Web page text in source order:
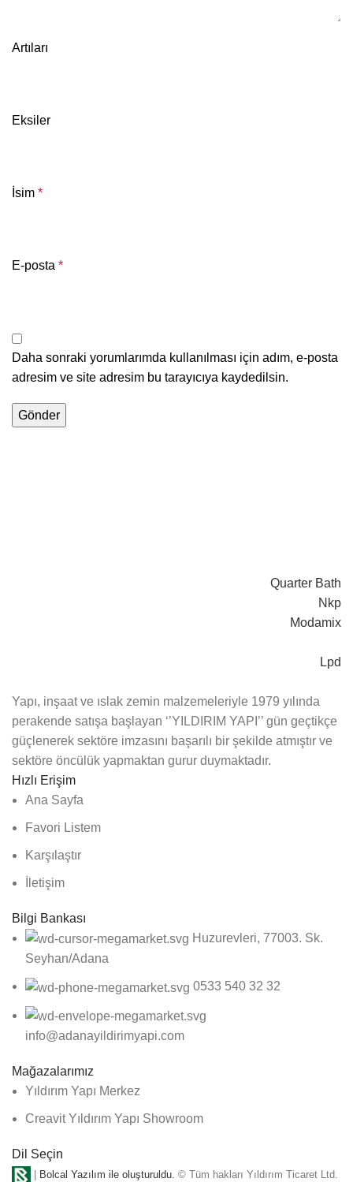
Artıları
Eksiler
İsim *
E-posta *
Daha sonraki yorumlarımda kullanılması için adım, e-posta
adresim ve site adresim bu tarayıcıya kaydedilsin.
Quarter Bath
Nkp
Modamix
Lpd
Yapı, inşaat ve ıslak zemin malzemeleriyle 1979 yılında
perakende satışa başlayan ‘’YILDIRIM YAPI’’ gün geçtikçe
güçlenerek sektöre imzasını başarılı bir şekilde atmıştır ve
sektöre öncülük yapmaktan gurur duymaktadır.
Hızlı Erişim
Ana Sayfa
Favori Listem
Karşılaştır
İletişim
Bilgi Bankası
Huzurevleri, 77003. Sk.
Seyhan/Adana
0533 540 32 32
info@adanayildirimyapi.com
Mağazalarımız
Yıldırım Yapı Merkez
Creavit Yıldırım Yapı Showroom
Dil Seçin
Bolcal Yazılım ile oluşturuldu. © Tüm hakları Yıldırım Ticaret Ltd.